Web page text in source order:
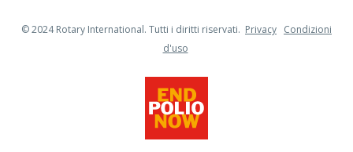
© 2024 Rotary International. Tutti i diritti riservati. Privacy Condizioni
d'uso